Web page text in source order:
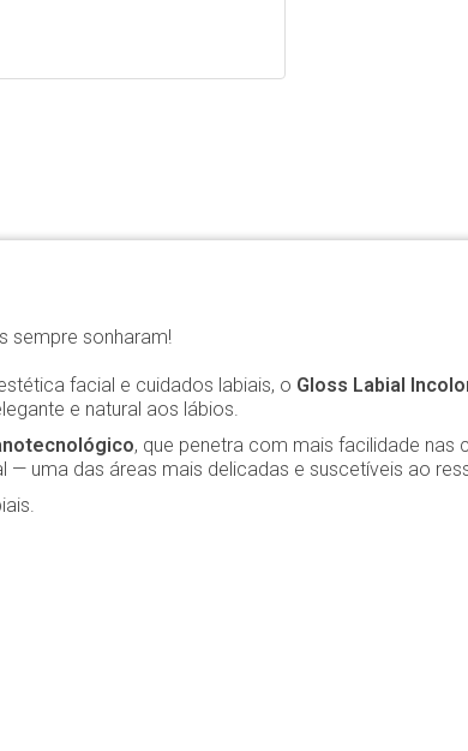
sempre sonharam!
facial e cuidados labiais, o Gloss Labial
e natural aos lábios.
, que penetra com mais facilidade nas
— uma das áreas mais delicadas e suscetíveis ao